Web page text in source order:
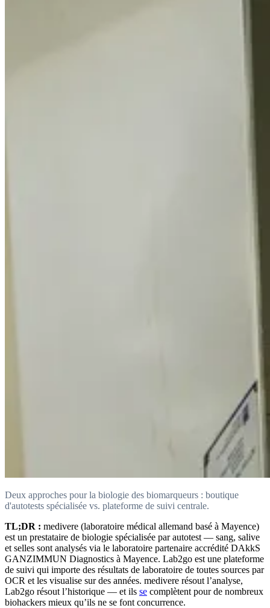
Deux approches pour la biologie des biomarqueurs : boutique
d'autotests spécialisée vs. plateforme de suivi centrale.
TL;DR : medivere (laboratoire médical allemand basé à Mayence)
est un prestataire de biologie spécialisée par autotest — sang, salive
et selles sont analysés via le laboratoire partenaire accrédité DAkkS
GANZIMMUN Diagnostics à Mayence. Lab2go est une plateforme
de suivi qui importe des résultats de laboratoire de toutes sources par
OCR et les visualise sur des années. medivere résout l’analyse,
Lab2go résout l’historique — et ils se complètent pour de nombreux
biohackers mieux qu’ils ne se font concurrence.